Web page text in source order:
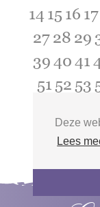
Deze
Lees
14 15 16 17
27 28 29
394041
51 52 53